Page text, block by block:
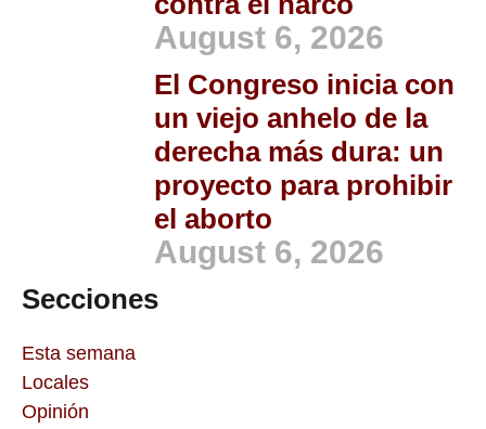
August 6, 2026
El Congreso inicia con
un viejo anhelo de la
derecha más dura: un
proyecto para prohibir
el aborto
August 6, 2026
Secciones
Esta semana
Locales
Opinión